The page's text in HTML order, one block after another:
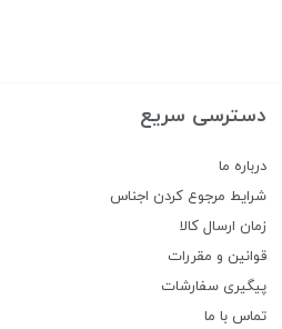
دسترسی سریع
درباره ما
شرایط مرجوع کردن اجناس
زمان ارسال کالا
قوانین و مقررات
پیگیری سفارشات
تماس با ما